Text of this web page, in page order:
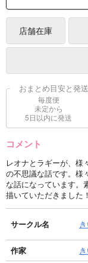
店舗在庫
おまとめ目安と発
毎度便
未定から
5日以内に発送
コメント
レオナとラギーが、様
の不思議な話です。様
な話になっています。
描いていただきました！
サークル名
作家